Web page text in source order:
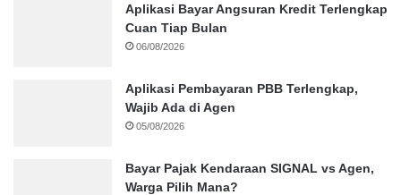
Aplikasi Bayar Angsuran Kredit Terlengkap
Cuan Tiap Bulan
06/08/2026
Aplikasi Pembayaran PBB Terlengkap,
Wajib Ada di Agen
05/08/2026
Bayar Pajak Kendaraan SIGNAL vs Agen,
Warga Pilih Mana?